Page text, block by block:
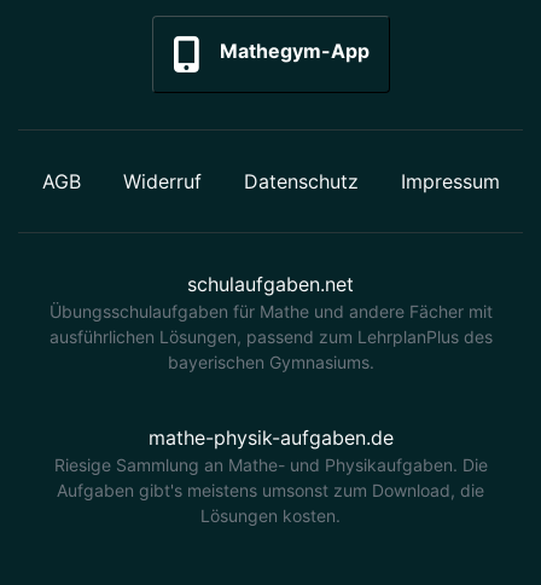
Mathegym-App
AGB Widerruf Datenschutz Impressum
schulaufgaben.net
Übungsschulaufgaben für Mathe und andere Fächer mit
ausführlichen Lösungen, passend zum LehrplanPlus des
bayerischen Gymnasiums.
mathe-physik-aufgaben.de
Riesige Sammlung an Mathe- und Physikaufgaben. Die
Aufgaben gibt's meistens umsonst zum Download, die
Lösungen kosten.